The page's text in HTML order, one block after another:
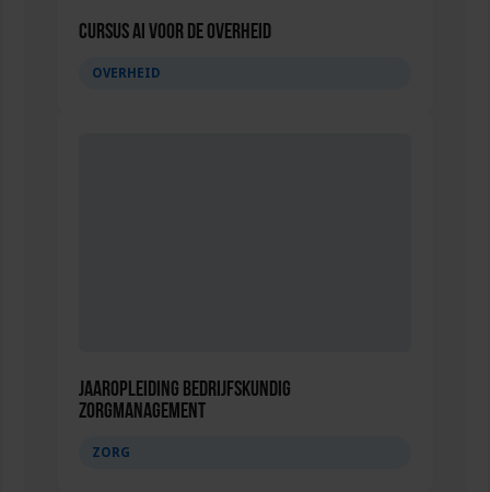
Cursus AI voor de overheid
OVERHEID
Jaaropleiding Bedrijfskundig
Zorgmanagement
ZORG